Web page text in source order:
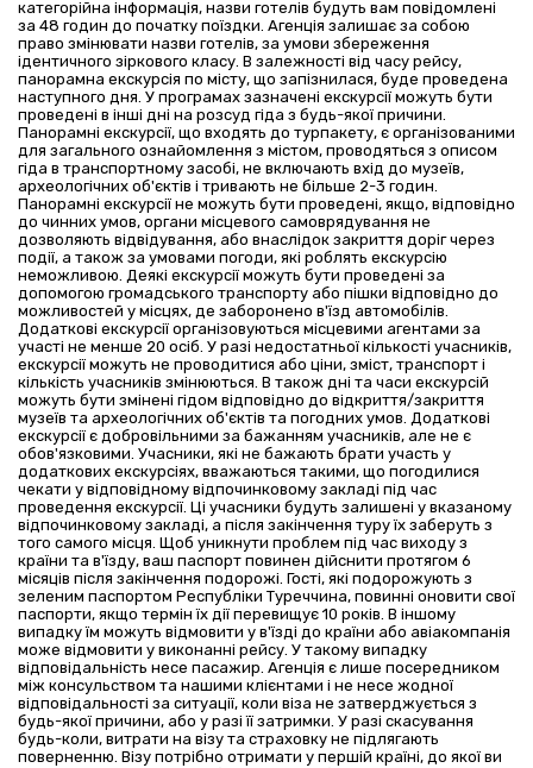
категорійна інформація, назви готелів будуть вам повідомлені
за 48 годин до початку поїздки. Агенція залишає за собою
право змінювати назви готелів, за умови збереження
ідентичного зіркового класу. В залежності від часу рейсу,
панорамна екскурсія по місту, що запізнилася, буде проведена
наступного дня. У програмах зазначені екскурсії можуть бути
проведені в інші дні на розсуд гіда з будь-якої причини.
Панорамні екскурсії, що входять до турпакету, є організованими
для загального ознайомлення з містом, проводяться з описом
гіда в транспортному засобі, не включають вхід до музеїв,
археологічних об'єктів і тривають не більше 2-3 годин.
Панорамні екскурсії не можуть бути проведені, якщо, відповідно
до чинних умов, органи місцевого самоврядування не
дозволяють відвідування, або внаслідок закриття доріг через
події, а також за умовами погоди, які роблять екскурсію
неможливою. Деякі екскурсії можуть бути проведені за
допомогою громадського транспорту або пішки відповідно до
можливостей у місцях, де заборонено в'їзд автомобілів.
Додаткові екскурсії організовуються місцевими агентами за
участі не менше 20 осіб. У разі недостатньої кількості учасників,
екскурсії можуть не проводитися або ціни, зміст, транспорт і
кількість учасників змінюються. В також дні та часи екскурсій
можуть бути змінені гідом відповідно до відкриття/закриття
музеїв та археологічних об'єктів та погодних умов. Додаткові
екскурсії є добровільними за бажанням учасників, але не є
обов'язковими. Учасники, які не бажають брати участь у
додаткових екскурсіях, вважаються такими, що погодилися
чекати у відповідному відпочинковому закладі під час
проведення екскурсії. Ці учасники будуть залишені у вказаному
відпочинковому закладі, а після закінчення туру їх заберуть з
того самого місця. Щоб уникнути проблем під час виходу з
країни та в'їзду, ваш паспорт повинен дійснити протягом 6
місяців після закінчення подорожі. Гості, які подорожують з
зеленим паспортом Республіки Туреччина, повинні оновити свої
паспорти, якщо термін їх дії перевищує 10 років. В іншому
випадку їм можуть відмовити у в'їзді до країни або авіакомпанія
може відмовити у виконанні рейсу. У такому випадку
відповідальність несе пасажир. Агенція є лише посередником
між консульством та нашими клієнтами і не несе жодної
відповідальності за ситуації, коли віза не затверджується з
будь-якої причини, або у разі її затримки. У разі скасування
будь-коли, витрати на візу та страховку не підлягають
поверненню. Візу потрібно отримати у першій країні, до якої ви